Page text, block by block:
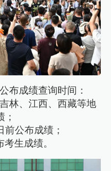
布成绩查询时间：
林、江西、西藏等地
前公布成绩；
生成绩。